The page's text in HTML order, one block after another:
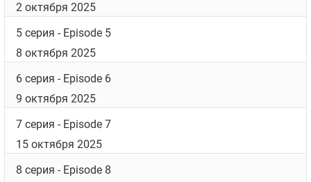
2 октября 2025
5 серия - Episode 5
8 октября 2025
6 серия - Episode 6
9 октября 2025
7 серия - Episode 7
15 октября 2025
8 серия - Episode 8